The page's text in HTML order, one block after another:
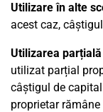
Utilizare în alte
acest caz,
Utilizarea
utilizat parțial
câștigul de
proprietar